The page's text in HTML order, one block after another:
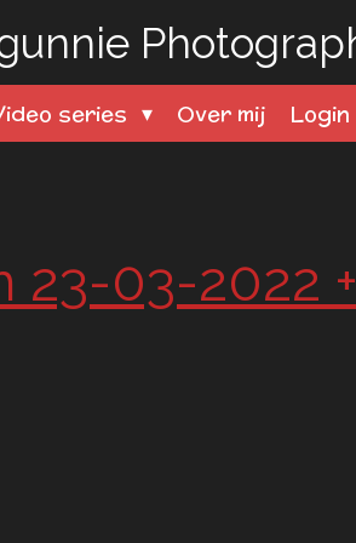
series Over mij Login
23-03-2022 +